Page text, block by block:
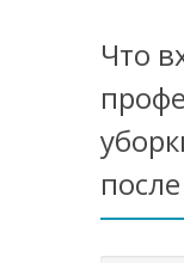
Что